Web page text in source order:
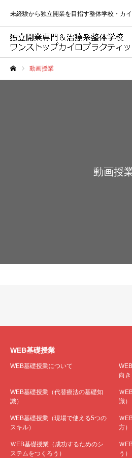
未経験から独立開業を目指す整体学校・カ
動画授業
動画授
WEB基礎授業
WEB基礎授業について
向き
WEB基礎授業（代替療法の基礎知
識）
Ｗ
識）
WEB基礎授業（現場で使える5つの
スキル）
Ｗ
方）
ＷEB基礎授業（成功するためのシ
ステムをつくろう）
Ｗ
う）